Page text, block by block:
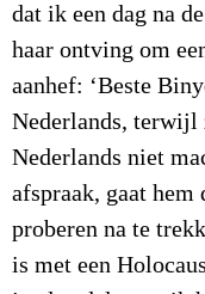
dat ik een dag na
haar ontving om
aanhef: ‘Beste
Nederlands, terwijl
Nederlands niet
afspraak, gaat
proberen na te
is met een